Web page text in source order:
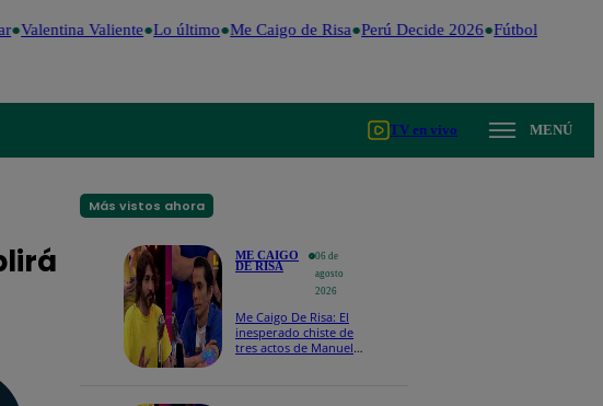
Valentina Valiente Lo último Me Caigo de Risa Perú Decide 2026 Fútbol peruano
TV en vivo MENÚ
Más vistos ahora
ME CAIGO
DE RISA
06 de
agosto
2026
Me Caigo De Risa: El
inesperado chiste de
tres actos de Manuel